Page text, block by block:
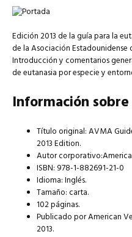
Edición 2013 de la guía para la
de la Asociación
Introducción y comentarios
de eutanasia por especie y
Información
Título original: AVMA
2013 Edition.
Autor
ISBN: 978-1-882691-21-0
Idioma: Inglés.
Tamaño: carta.
102 páginas.
Publicado por American
2013.